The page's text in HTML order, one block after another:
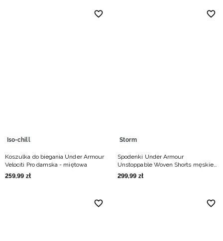
Iso-chill
Koszulka do biegania Under Armour
Velociti Pro damska - miętowa
259,99 zł
Storm
Spodenki Under Armour
Unstoppable Woven Shorts męskie -
czarne
299,99 zł